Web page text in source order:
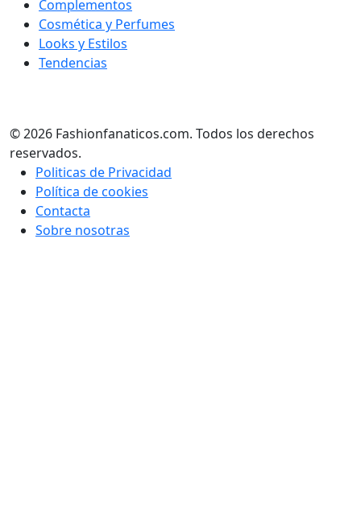
Complementos
Cosmética y Perfumes
Looks y Estilos
Tendencias
© 2026 Fashionfanaticos.com. Todos los derechos
reservados.
Politicas de Privacidad
Política de cookies
Contacta
Sobre nosotras